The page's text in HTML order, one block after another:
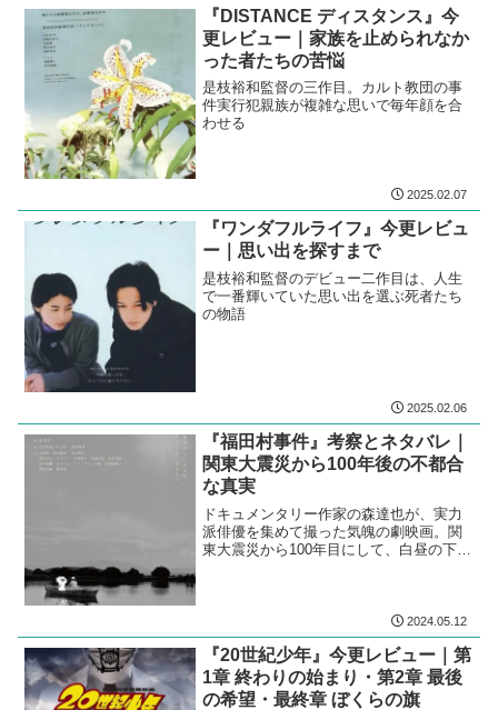
『DISTANCE ディスタンス』今
更レビュー｜家族を止められなか
った者たちの苦悩
是枝裕和監督の三作目。カルト教団の事
件実行犯親族が複雑な思いで毎年顔を合
わせる
2025.02.07
『ワンダフルライフ』今更レビュ
ー｜思い出を探すまで
是枝裕和監督のデビュー二作目は、人生
で一番輝いていた思い出を選ぶ死者たち
の物語
2025.02.06
『福田村事件』考察とネタバレ｜
関東大震災から100年後の不都合
な真実
ドキュメンタリー作家の森達也が、実力
派俳優を集めて撮った気魄の劇映画。関
東大震災から100年目にして、白昼の下に
2024.05.12
『20世紀少年』今更レビュー｜第
1章 終わりの始まり・第2章 最後
の希望・最終章 ぼくらの旗